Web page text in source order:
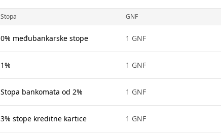
Stopa GNF
0% međubankarske stope 1 GNF
1% 1 GNF
Stopa bankomata od 2% 1 GNF
3% stope kreditne kartice 1 GNF